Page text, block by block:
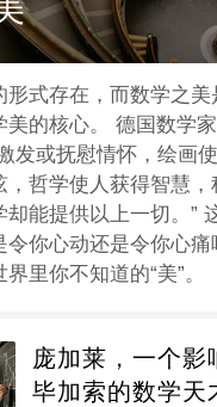
形式存在，而数学之
美的核心。 德国数学
发或抚慰情怀，绘画
，哲学使人获得智慧
却能提供以上一切。”
令你心动还是令你心痛
里你不知道的“美”。
庞加莱，一个影
毕加索的数学天